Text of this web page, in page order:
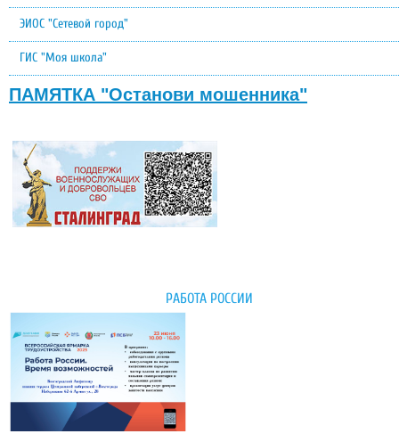
ЭИОС "Сетевой город"
ГИС "Моя школа"
ПАМЯТКА "Останови мошенника"
РАБОТА РОССИИ